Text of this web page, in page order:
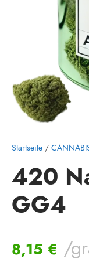
Startseite /
420
GG4
8,15 € /